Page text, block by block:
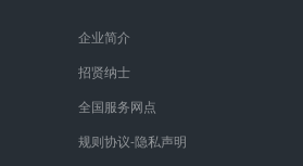
企业简介
招贤纳士
全国服务网点
规则协议-隐私声明